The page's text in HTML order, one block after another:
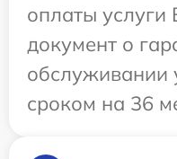
оплаты услуги
документ о
обслуживании
сроком на 36